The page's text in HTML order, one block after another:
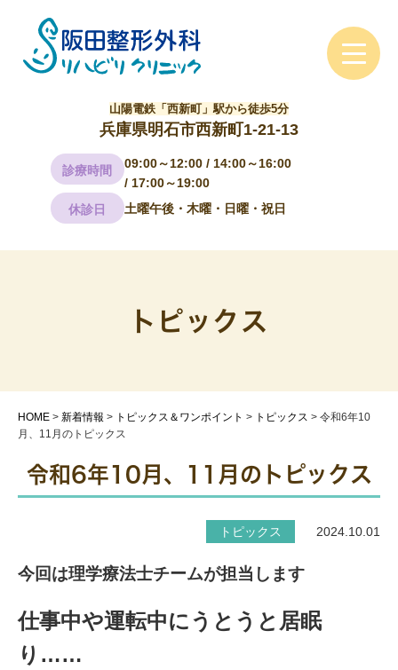
診療時間
09:00～12:00 / 14:00～16:00
/ 17:00～19:00
休診日
土曜午後・木曜・日曜・祝日
山陽電鉄「西新町」駅から徒歩5分
兵庫県明石市西新町1-21-13
トピックス
HOME > 新着情報 > トピックス＆ワンポイント > トピックス > 令和6年10
月、11月のトピックス
令和6年10月、11月のトピックス
トピックス 2024.10.01
今回は理学療法士チームが担当します
仕事中や運転中にうとうと居眠
り……